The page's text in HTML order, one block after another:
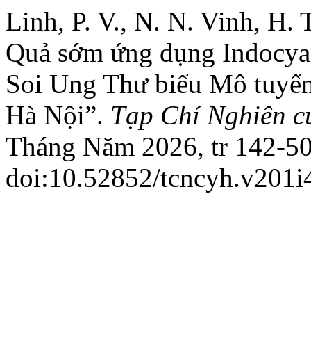
Linh, P. V., N. N. Vinh, H.
Quả sớm ứng dụng
Soi Ung Thư biểu Mô
Hà Nội”. Tạp Chí Nghiên
Tháng Năm 2026, tr 142-
doi:10.52852/